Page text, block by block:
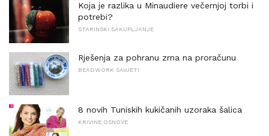
Koja je razlika u Minaudiere večernjoj torbi i
potrebi?
STARINSKI SAKUPLJANJE
Rješenja za pohranu zrna na proračunu
BEADWORK SAVJETI
8 novih Tuniskih kukičanih uzoraka šalica
KRIVINE OSNOVE